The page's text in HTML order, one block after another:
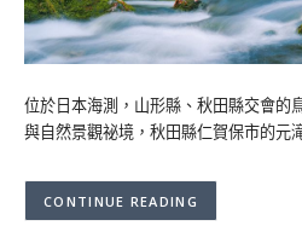
位於日本海測，山形縣、秋田縣交會的
與自然景觀祕境，秋田縣仁賀保市的元
CONTINUE READING